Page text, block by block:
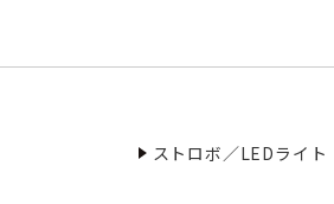
ストロボ／LEDライト